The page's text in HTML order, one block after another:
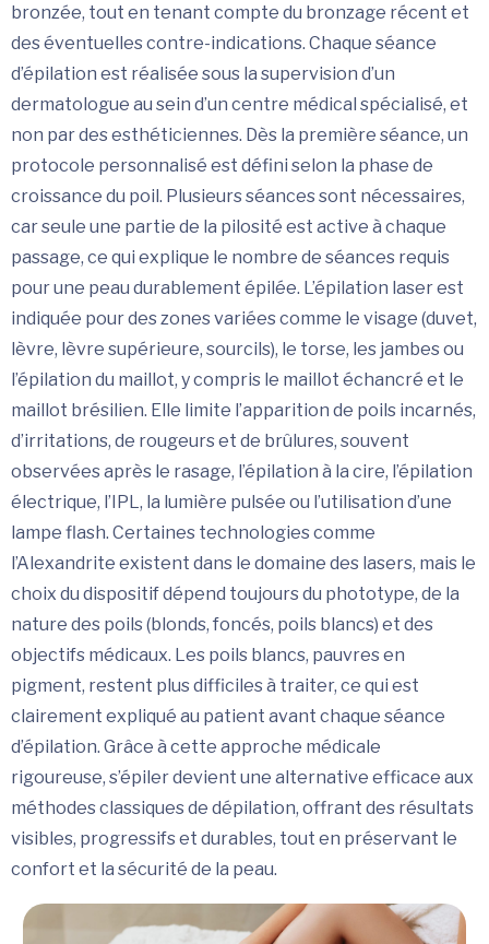
bronzée, tout en tenant compte du bronzage récent et
des éventuelles contre-indications. Chaque séance
d’épilation est réalisée sous la supervision d’un
dermatologue au sein d’un centre médical spécialisé, et
non par des esthéticiennes. Dès la première séance, un
protocole personnalisé est défini selon la phase de
croissance du poil. Plusieurs séances sont nécessaires,
car seule une partie de la pilosité est active à chaque
passage, ce qui explique le nombre de séances requis
pour une peau durablement épilée. L’épilation laser est
indiquée pour des zones variées comme le visage (duvet,
lèvre, lèvre supérieure, sourcils), le torse, les jambes ou
l’épilation du maillot, y compris le maillot échancré et le
maillot brésilien. Elle limite l’apparition de poils incarnés,
d’irritations, de rougeurs et de brûlures, souvent
observées après le rasage, l’épilation à la cire, l’épilation
électrique, l’IPL, la lumière pulsée ou l’utilisation d’une
lampe flash. Certaines technologies comme
l’Alexandrite existent dans le domaine des lasers, mais le
choix du dispositif dépend toujours du phototype, de la
nature des poils (blonds, foncés, poils blancs) et des
objectifs médicaux. Les poils blancs, pauvres en
pigment, restent plus difficiles à traiter, ce qui est
clairement expliqué au patient avant chaque séance
d’épilation. Grâce à cette approche médicale
rigoureuse, s’épiler devient une alternative efficace aux
méthodes classiques de dépilation, offrant des résultats
visibles, progressifs et durables, tout en préservant le
confort et la sécurité de la peau.